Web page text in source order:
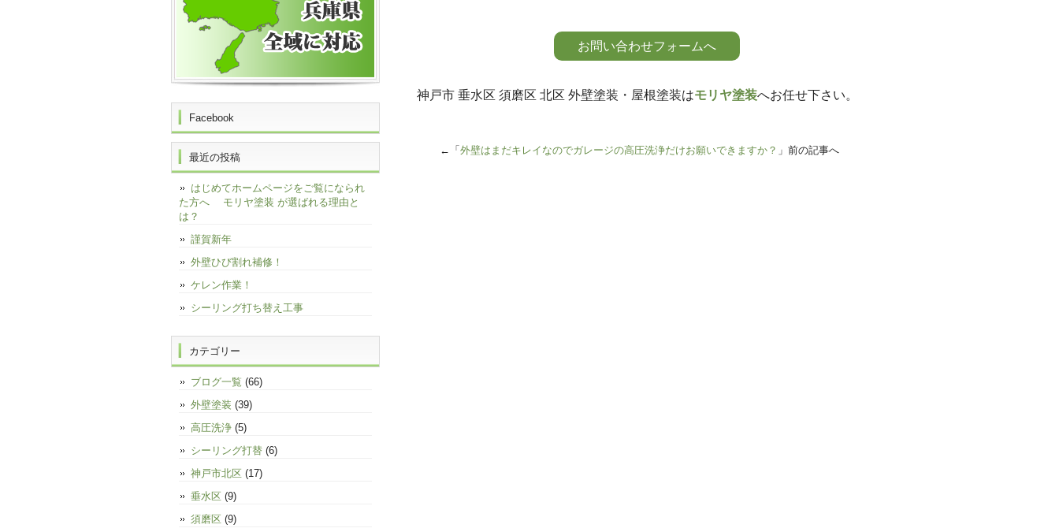
お問い合わせフォームへ
神戸市 垂水区 須磨区 北区 外壁塗装・屋根塗装はモリヤ塗装へお任せ下さい。
←「 外壁はまだキレイなのでガレージの高圧洗浄だけお願いできますか？ 」前の記事へ
Facebook
最近の投稿
はじめてホームページをご覧になられ
た方へ モリヤ塗装 が選ばれる理由と
は？
謹賀新年
外壁ひび割れ補修！
ケレン作業！
シーリング打ち替え工事
カテゴリー
ブログ一覧 (66)
外壁塗装 (39)
高圧洗浄 (5)
シーリング打替 (6)
神戸市北区 (17)
垂水区 (9)
須磨区 (9)